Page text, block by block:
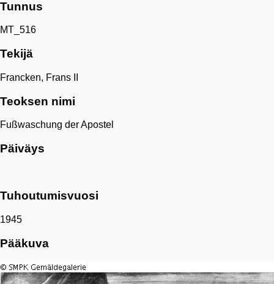
Tunnus
MT_516
Tekijä
Francken, Frans II
Teoksen nimi
Fußwaschung der Apostel
Päiväys
Tuhoutumisvuosi
1945
Pääkuva